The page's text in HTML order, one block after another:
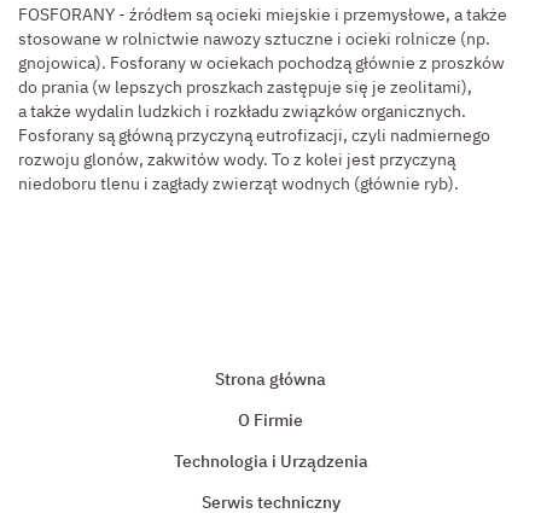
FOSFORANY - źródłem są ocieki miejskie i przemysłowe, a także
stosowane w rolnictwie nawozy sztuczne i ocieki rolnicze (np.
gnojowica). Fosforany w ociekach pochodzą głównie z proszków
do prania (w lepszych proszkach zastępuje się je zeolitami),
a także wydalin ludzkich i rozkładu związków organicznych.
Fosforany są główną przyczyną eutrofizacji, czyli nadmiernego
rozwoju glonów, zakwitów wody. To z kolei jest przyczyną
niedoboru tlenu i zagłady zwierząt wodnych (głównie ryb).
Strona główna
O Firmie
Technologia i Urządzenia
Serwis techniczny